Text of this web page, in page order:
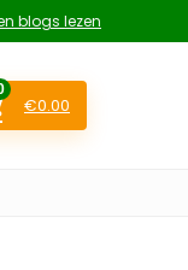
blogs lezen
€0.00